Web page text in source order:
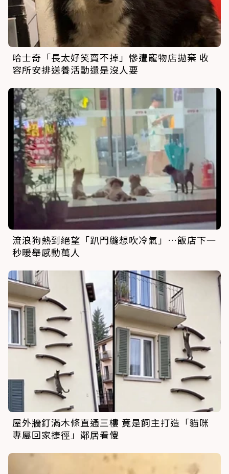
哈士奇「長太好笑賣不掉」慘遭寵物店拋棄 收
容所安排送養活動還是沒人要
流浪狗熱到絕望「趴門縫想吹冷氣」…飯店下一
秒暖舉感動萬人
屋外牆釘滿木條直通三樓 竟是飼主打造「貓咪
專屬回家捷徑」鄰居看傻